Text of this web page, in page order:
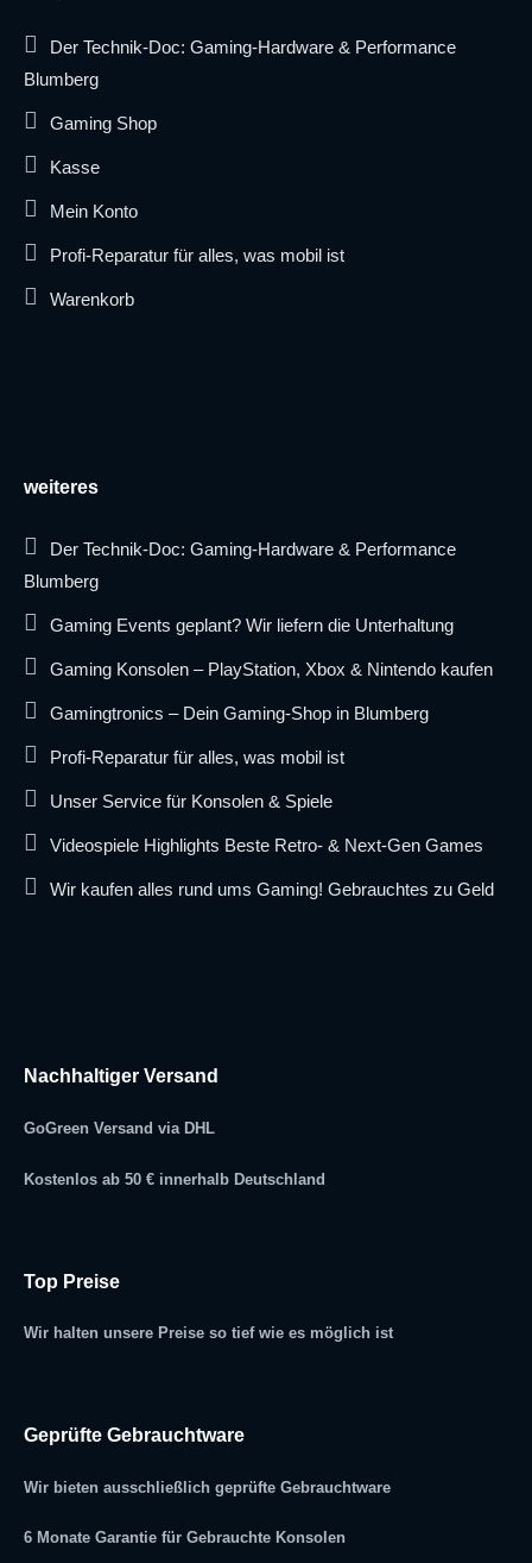
Der Technik-Doc: Gaming-Hardware & Performance
Blumberg
Gaming Shop
Kasse
Mein Konto
Profi-Reparatur für alles, was mobil ist
Warenkorb
weiteres
Der Technik-Doc: Gaming-Hardware & Performance
Blumberg
Gaming Events geplant? Wir liefern die Unterhaltung
Gaming Konsolen – PlayStation, Xbox & Nintendo kaufen
Gamingtronics – Dein Gaming-Shop in Blumberg
Profi-Reparatur für alles, was mobil ist
Unser Service für Konsolen & Spiele
Videospiele Highlights Beste Retro- & Next-Gen Games
Wir kaufen alles rund ums Gaming! Gebrauchtes zu Geld
Nachhaltiger Versand
GoGreen Versand via DHL
Kostenlos ab 50 € innerhalb Deutschland
Top Preise
Wir halten unsere Preise so tief wie es möglich ist
Geprüfte Gebrauchtware
Wir bieten ausschließlich geprüfte Gebrauchtware
6 Monate Garantie für Gebrauchte Konsolen